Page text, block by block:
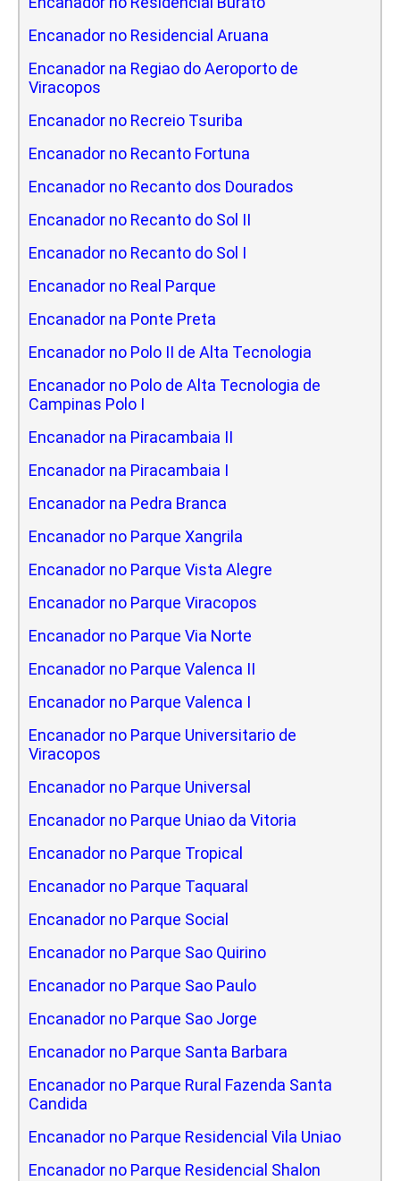
Encanador no Residencial Aruana
Encanador na Regiao do Aeroporto de
Viracopos
Encanador no Recreio Tsuriba
Encanador no Recanto Fortuna
Encanador no Recanto dos Dourados
Encanador no Recanto do Sol II
Encanador no Recanto do Sol I
Encanador no Real Parque
Encanador na Ponte Preta
Encanador no Polo II de Alta Tecnologia
Encanador no Polo de Alta Tecnologia de
Campinas Polo I
Encanador na Piracambaia II
Encanador na Piracambaia I
Encanador na Pedra Branca
Encanador no Parque Xangrila
Encanador no Parque Vista Alegre
Encanador no Parque Viracopos
Encanador no Parque Via Norte
Encanador no Parque Valenca II
Encanador no Parque Valenca I
Encanador no Parque Universitario de
Viracopos
Encanador no Parque Universal
Encanador no Parque Uniao da Vitoria
Encanador no Parque Tropical
Encanador no Parque Taquaral
Encanador no Parque Social
Encanador no Parque Sao Quirino
Encanador no Parque Sao Paulo
Encanador no Parque Sao Jorge
Encanador no Parque Santa Barbara
Encanador no Parque Rural Fazenda Santa
Candida
Encanador no Parque Residencial Vila Uniao
Encanador no Parque Residencial Shalon